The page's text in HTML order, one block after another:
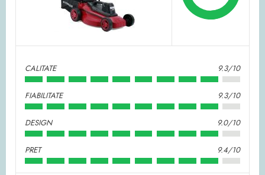
CALITATE 9.3/10
FIABILITATE 9.3/10
DESIGN 9.0/10
PRET 9.4/10